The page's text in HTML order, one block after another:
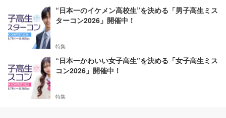
“日本一のイケメン高校生”を決める「男子高生ミス
ターコン2026」開催中！
特集
“日本一かわいい女子高生”を決める「女子高生ミス
コン2026」開催中！
特集